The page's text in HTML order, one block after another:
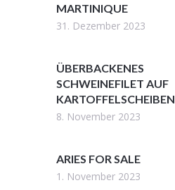
MARTINIQUE
31. Dezember 2023
ÜBERBACKENES
SCHWEINEFILET AUF
KARTOFFELSCHEIBEN
8. November 2023
ARIES FOR SALE
1. November 2023